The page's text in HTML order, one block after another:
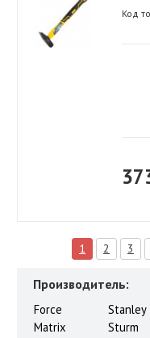
Код
1 2 3
Производитель:
Force Stanley
Matrix
Sturm